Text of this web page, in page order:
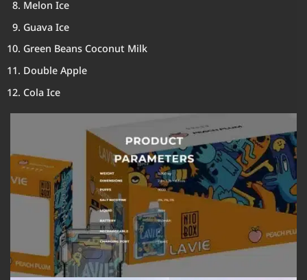
Melon Ice
Guava Ice
Green Beans Coconut Milk
Double Apple
Cola Ice